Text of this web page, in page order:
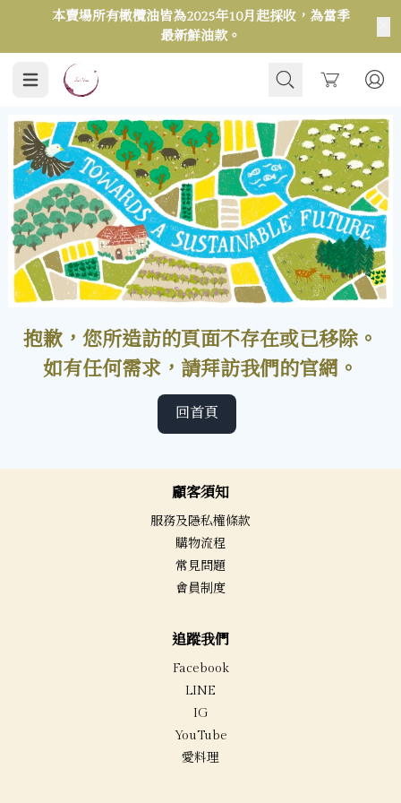
本賣場所有橄欖油皆為2025年10月起採收，為當季
最新鮮油款。
Cart
抱歉，您所造訪的頁面不存在或已移除。
如有任何需求，請拜訪我們的官網。
回首頁
顧客須知
服務及隱私權條款
購物流程
常見問題
會員制度
追蹤我們
Facebook
LINE
IG
YouTube
愛料理